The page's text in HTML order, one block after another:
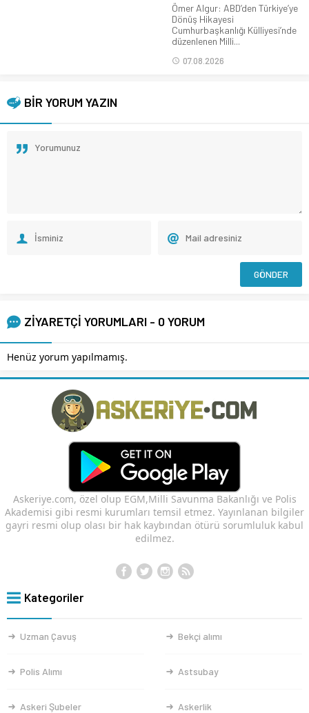
Ömer Algur: ABD’den Türkiye’ye
Dönüş Hikayesi
Cumhurbaşkanlığı Külliyesi’nde
düzenlenen Milli...
07.08.2026
BİR YORUM YAZIN
ZİYARETÇİ YORUMLARI - 0 YORUM
Henüz yorum yapılmamış.
Askeriye.com, özel olup EGM,Milli Savunma Bakanlığı ve Polis
Akademisi gibi resmi kurumları temsil etmez. Yayınlanan bilgiler
gayri resmi olup olası bir hak kaybından ötürü sorumluluk kabul
edilmez.
Kategoriler
Uzman Çavuş Bekçi alımı
Polis Alımı Astsubay
Askeri Şubeler Askerlik